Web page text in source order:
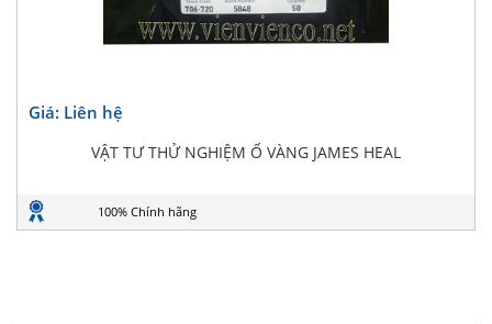
Giá: Liên hệ
VẬT TƯ THỬ NGHIỆM Ố VÀNG JAMES HEAL
100% Chính hãng